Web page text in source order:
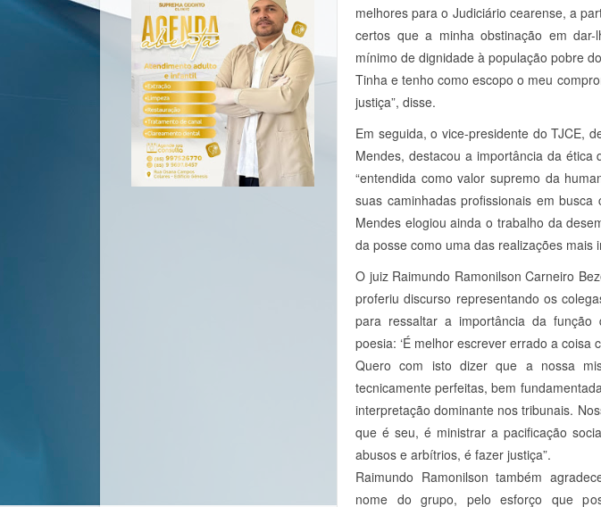
melhores para o Judiciário cearense, a
certos que a minha obstinação em
mínimo de dignidade à população pobre
Tinha e tenho como escopo o meu
justiça”, disse.
Em seguida, o vice-presidente do TJCE,
Mendes, destacou a importância da
“entendida como valor supremo da
suas caminhadas profissionais em
Mendes elogiou ainda o trabalho da
da posse como uma das realizações mais
O juiz Raimundo Ramonilson Carneiro
proferiu discurso representando os
para ressaltar a importância da
poesia: ‘É melhor escrever errado a coisa
Quero com isto dizer que a nossa
tecnicamente perfeitas, bem
interpretação dominante nos tribunais.
que é seu, é ministrar a pacificação
abusos e arbítrios, é fazer justiça”.
Raimundo Ramonilson também
nome do grupo, pelo esforço que